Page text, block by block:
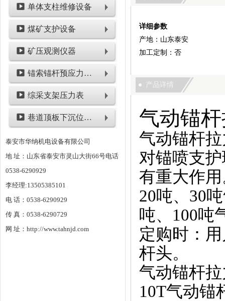
单体支柱维修设备
煤矿支护设备
矿压观测仪器
锚索锚杆预应力检测设备
综采支架压力表
巷道顶板下沉位移类仪表
泰安市华纳机电设备有限公司
地 址：山东省泰安市灵山大街66号电话
0538-6290929
李经理:13505385101
电 话：0538-6290929
传 真：0538-6290729
网 址：http://www.tahnjd.com
详细参数
产地：山东泰安
加工定制：否
产品详情
气动锚
气动锚杆
对锚喷支
有重大作
20吨、30
吨、100吨
定购时：
杆头。
气动锚杆
10T气动锚